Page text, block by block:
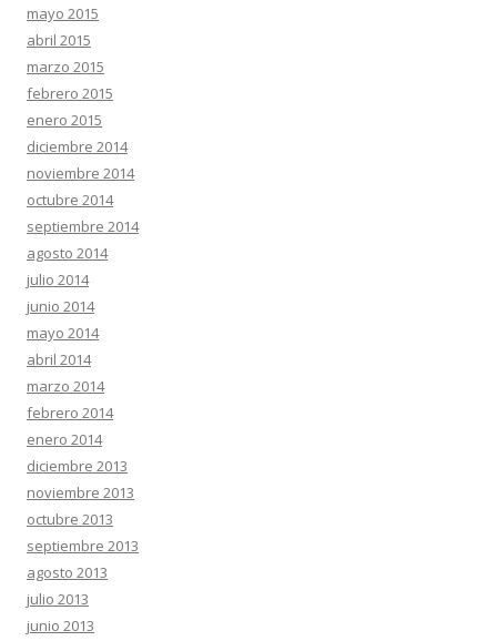
mayo 2015
abril 2015
marzo 2015
febrero 2015
enero 2015
diciembre 2014
noviembre 2014
octubre 2014
septiembre 2014
agosto 2014
julio 2014
junio 2014
mayo 2014
abril 2014
marzo 2014
febrero 2014
enero 2014
diciembre 2013
noviembre 2013
octubre 2013
septiembre 2013
agosto 2013
julio 2013
junio 2013